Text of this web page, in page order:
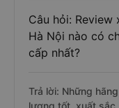
Câu hỏi:
Hà Nội nào có
cấp nhất?
Trả lời: Những
lượng tốt, xuất